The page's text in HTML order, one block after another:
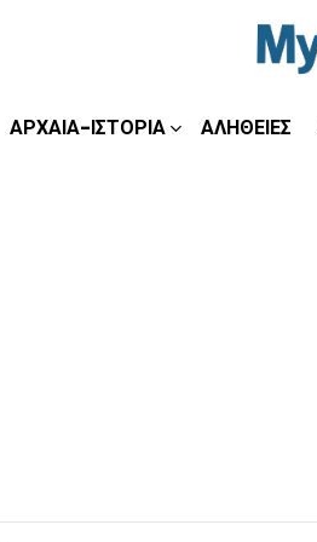
ΑΡΧΑΊΑ-ΙΣΤΟΡΊΑ ΑΛΉΘΕΙΕΣ